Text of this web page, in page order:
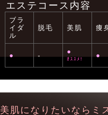
エステコース内容
ブラ
イダ
ル
脱毛 美肌 痩
● - ●
ｵｽｽﾒ! ●
美肌になりたいならミ